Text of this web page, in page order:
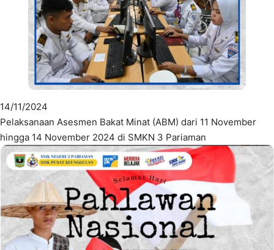
14/11/2024
Pelaksanaan Asesmen Bakat Minat (ABM) dari 11 November
hingga 14 November 2024 di SMKN 3 Pariaman